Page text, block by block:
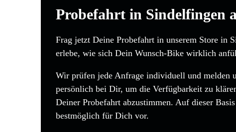
Probefahrt in Sindelfingen
Frag jetzt Deine Probefahrt in unserem Store in
erlebe, wie sich Dein Wunsch-Bike wirklich
Wir prüfen jede Anfrage individuell und melden
persönlich bei Dir, um die Verfügbarkeit zu
Deiner Probefahrt abzustimmen. Auf dieser
bestmöglich für Dich vor.